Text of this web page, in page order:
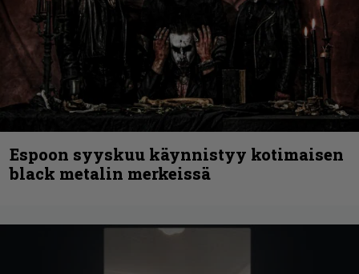
Espoon syyskuu käynnistyy kotimaisen
black metalin merkeissä